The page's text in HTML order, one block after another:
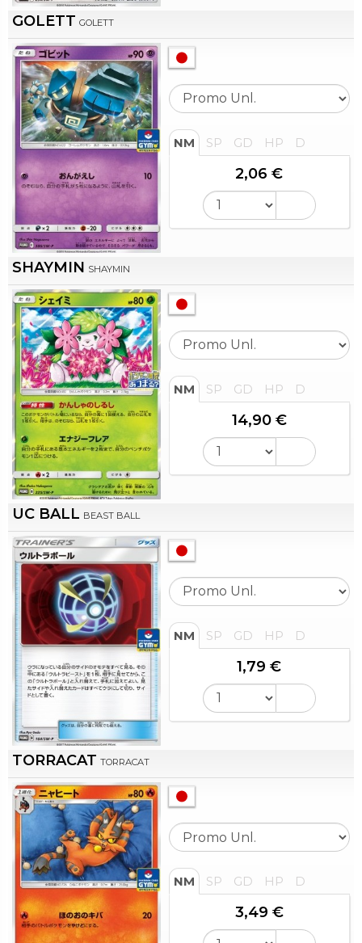
GOLETT GOLETT
NM SP GD HP D
2,06 €
SHAYMIN SHAYMIN
NM SP GD HP D
14,90 €
UC BALL BEAST BALL
NM SP GD HP D
1,79 €
TORRACAT TORRACAT
NM SP GD HP D
3,49 €